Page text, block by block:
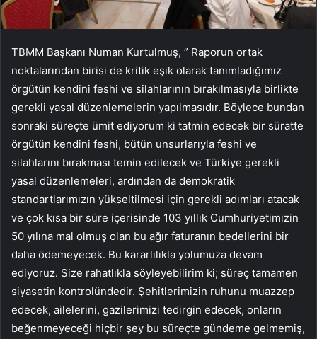
TBMM Başkanı Numan Kurtulmuş, ” Raporun ortak
noktalarından birisi de kritik eşik olarak tanımladığımız
örgütün kendini feshi ve silahlarının bırakılmasıyla birlikte
gerekli yasal düzenlemelerin yapılmasıdır. Böylece bundan
sonraki süreçte ümit ediyorum ki tatmin edecek bir süratte
örgütün kendini feshi, bütün unsurlarıyla feshi ve
silahlarını bırakması temin edilecek ve Türkiye gerekli
yasal düzenlemeleri, ardından da demokratik
standartlarımızın yükseltilmesi için gerekli adımları atacak
ve çok kısa bir süre içerisinde 103 yıllık Cumhuriyetimizin
50 yılına mal olmuş olan bu ağır faturanın bedellerini bir
daha ödemeyecek. Bu kararlılıkla yolumuza devam
ediyoruz. Size rahatlıkla söyleyebilirim ki; süreç tamamen
siyasetin kontrolündedir. Şehitlerimizin ruhunu muazzep
edecek, ailelerini, gazilerimizi tedirgin edecek, onların
beğenmeyeceği hiçbir şey bu süreçte gündeme gelmemiş,